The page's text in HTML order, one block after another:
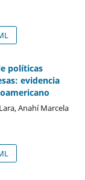
políticas
evidencia
Anahí Marcela